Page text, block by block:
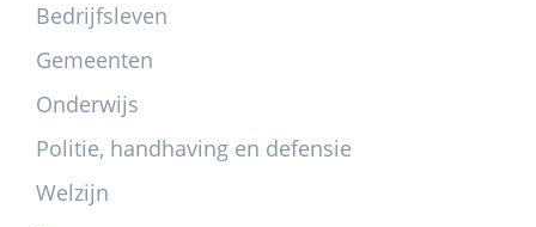
Bedrijfsleven
Gemeenten
Onderwijs
Politie, handhaving en defensie
Welzijn